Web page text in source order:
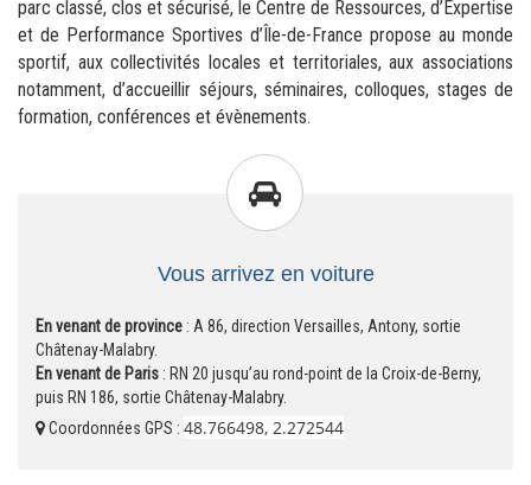
parc classé, clos et sécurisé, le Centre de Ressources, d’Expertise
et de Performance Sportives d’Île-de-France propose au monde
sportif, aux collectivités locales et territoriales, aux associations
notamment, d’accueillir séjours, séminaires, colloques, stages de
formation, conférences et évènements.
Vous arrivez en voiture
En venant de province : A 86, direction Versailles, Antony, sortie
Châtenay-Malabry.
En venant de Paris : RN 20 jusqu’au rond-point de la Croix-de-Berny,
puis RN 186, sortie Châtenay-Malabry.
Coordonnées GPS : 48.766498, 2.272544